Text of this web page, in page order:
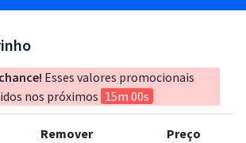
Esses valores promocionais
nos próximos 15m 00s
Remover Preço